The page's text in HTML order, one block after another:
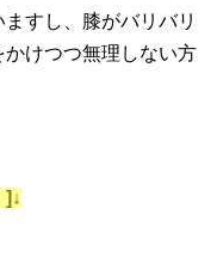
すし、膝がバリバリ
けつつ無理しない方
]↓